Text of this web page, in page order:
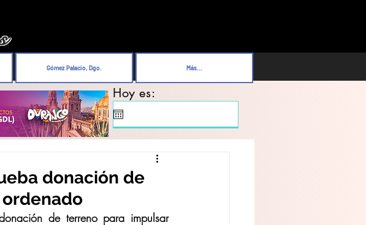
Gómez Palacio, Dgo. Más...
Hoy es:
donación de
de terreno para impulsar